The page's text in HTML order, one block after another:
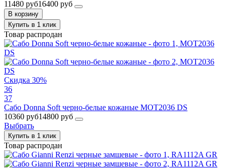
11480 руб16400 руб
В корзину
Купить в 1 клик
Товар распродан
Скидка 30%
36
37
Сабо Donna Soft черно-белые кожаные MOT2036 DS
10360 руб14800 руб
Выбрать
Купить в 1 клик
Товар распродан